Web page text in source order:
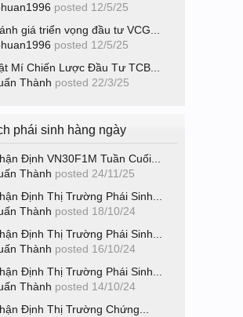
posted 12/5/25
giá triển vọng đầu tư VCG...
posted 12/5/25
Mí Chiến Lược Đầu Tư TCB...
Thành posted 22/3/25
phái sinh hàng ngày
Định VN30F1M Tuần Cuối...
Thành posted 24/11/25
Định Thị Trường Phái Sinh...
Thành posted 18/10/24
Định Thị Trường Phái Sinh...
Thành posted 16/10/24
Định Thị Trường Phái Sinh...
Thành posted 14/10/24
Định Thị Trường Chứng...